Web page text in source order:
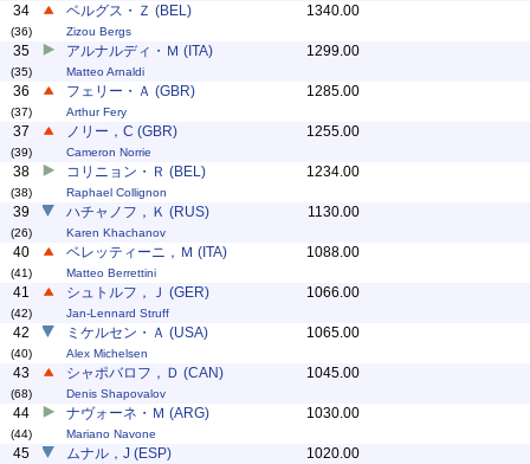
34
(36)
ベルグス・Ｚ (BEL)
Zizou Bergs
1340.00
35
(35)
アルナルディ・Ｍ (ITA)
Matteo Arnaldi
1299.00
36
(37)
フェリー・Ａ (GBR)
Arthur Fery
1285.00
37
(39)
ノリー，C (GBR)
Cameron Norrie
1255.00
38
(38)
コリニョン・Ｒ (BEL)
Raphael Collignon
1234.00
39
(26)
ハチャノフ，Ｋ (RUS)
Karen Khachanov
1130.00
40
(41)
ベレッティーニ，Ｍ (ITA)
Matteo Berrettini
1088.00
41
(42)
シュトルフ，Ｊ (GER)
Jan-Lennard Struff
1066.00
42
(40)
ミケルセン・Ａ (USA)
Alex Michelsen
1065.00
43
(68)
シャポバロフ，Ｄ (CAN)
Denis Shapovalov
1045.00
44
(44)
ナヴォーネ・Ｍ (ARG)
Mariano Navone
1030.00
45 ムナル，J (ESP) 1020.00